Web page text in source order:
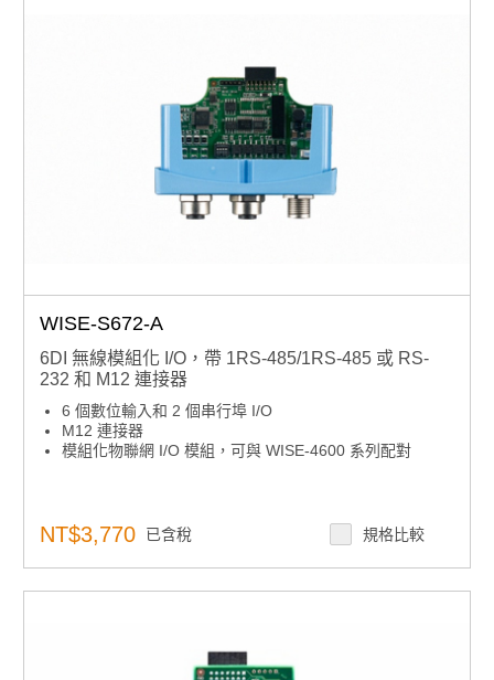
WISE-S672-A
6DI 無線模組化 I/O，帶 1RS-485/1RS-485 或 RS-
232 和 M12 連接器
6 個數位輸入和 2 個串行埠 I/O
M12 連接器
模組化物聯網 I/O 模組，可與 WISE-4600 系列配對
NT$3,770 已含稅 規格比較